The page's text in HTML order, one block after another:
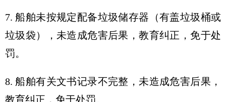
7. 船舶未按规定配备垃圾储存器（有盖垃圾桶或
垃圾袋），未造成危害后果，教育纠正，免于处
罚。
8. 船舶有关文书记录不完整，未造成危害后果，
教育纠正，免于处罚。